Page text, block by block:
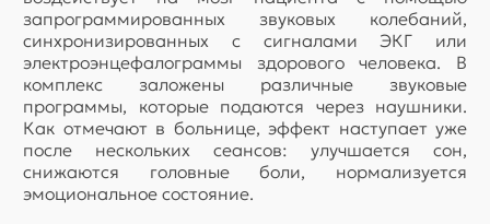
запрограммированных звуковых колебаний,
синхронизированных с сигналами ЭКГ или
электроэнцефалограммы здорового человека. В
комплекс заложены различные звуковые
программы, которые подаются через наушники.
Как отмечают в больнице, эффект наступает уже
после нескольких сеансов: улучшается сон,
снижаются головные боли, нормализуется
эмоциональное состояние.